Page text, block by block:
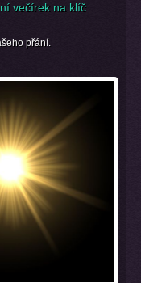
večírek na klíč
přání.